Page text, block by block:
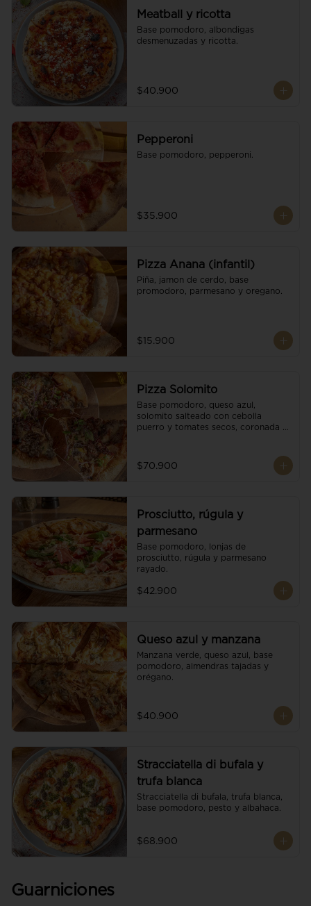
Meatball y ricotta
Base pomodoro, albondigas
desmenuzadas y ricotta.
$40.900
Pepperoni
Base pomodoro, pepperoni.
$35.900
Pizza Anana (infantil)
Piña, jamon de cerdo, base
promodoro, parmesano y oregano.
$15.900
Pizza Solomito
Base pomodoro, queso azul,
solomito salteado con cebolla
puerro y tomates secos, coronada
$70.900
Prosciutto, rúgula y
parmesano
Base pomodoro, lonjas de
prosciutto, rúgula y parmesano
rayado.
$42.900
Queso azul y manzana
Manzana verde, queso azul, base
pomodoro, almendras tajadas y
orégano.
$40.900
Stracciatella di bufala y
trufa blanca
Stracciatella di bufala, trufa blanca,
base pomodoro, pesto y albahaca.
$68.900
Guarniciones